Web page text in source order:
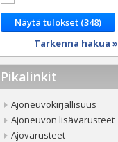
Tarkenna hakua »
Pikalinkit
Ajoneuvokirjallisuus
Ajoneuvon lisävarusteet
Ajovarusteet